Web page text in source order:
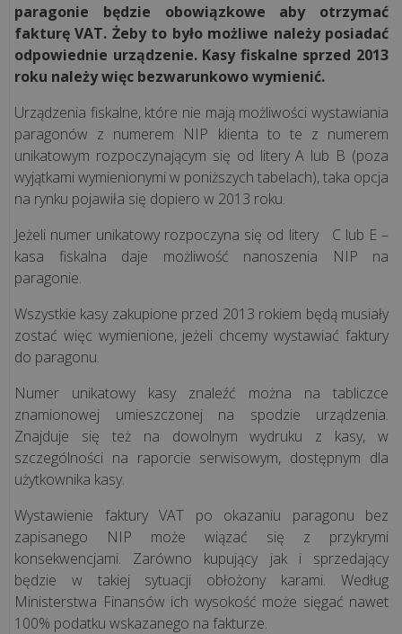
kasa
fiskalna
-
kiedy
trzeba
ją
mieć?
Sprzedaż
waty
cukrowej
a
kasa
fiskalna
-
czy
jest
obowiązkow...
wszystkie
artykuły
CASE
STUDY
paragonie będzie obowiązkowe aby otrzymać
fakturę VAT. Żeby to było możliwe należy posiadać
odpowiednie urządzenie. Kasy fiskalne sprzed 2013
roku należy więc bezwarunkowo wymienić.
Urządzenia fiskalne, które nie mają możliwości wystawiania
paragonów z numerem NIP klienta to te z numerem
unikatowym rozpoczynającym się od litery A lub B (poza
wyjątkami wymienionymi w poniższych tabelach), taka opcja
na rynku pojawiła się dopiero w 2013 roku.
Jeżeli numer unikatowy rozpoczyna się od litery
C lub E –
kasa fiskalna daje możliwość nanoszenia NIP na
paragonie.
Wszystkie kasy zakupione przed 2013 rokiem będą musiały
zostać więc wymienione, jeżeli chcemy wystawiać faktury
do paragonu.
Numer unikatowy kasy znaleźć można na tabliczce
znamionowej umieszczonej na spodzie urządzenia.
Znajduje się też na dowolnym wydruku z kasy, w
szczególności na raporcie serwisowym, dostępnym dla
użytkownika kasy.
Wystawienie faktury VAT po okazaniu paragonu bez
zapisanego NIP może wiązać się z przykrymi
konsekwencjami. Zarówno kupujący jak i sprzedający
będzie w takiej sytuacji obłożony karami. Według
Ministerstwa Finansów ich wysokość może sięgać nawet
100% podatku wskazanego na fakturze.